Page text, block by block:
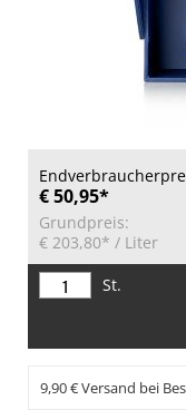
€ 50,95*
Grundpreis:
€ 203,80* / Liter
St.
9,90 € Versand bei